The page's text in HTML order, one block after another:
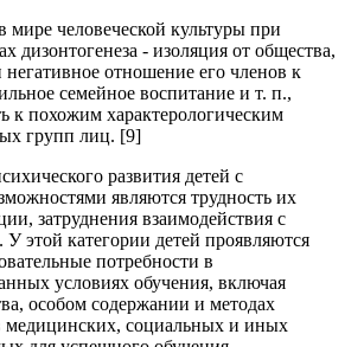
человеческой культуры при
дизонтогенеза - изоляция от общества,
отношение его членов к
семейное воспитание и т. п.,
к похожим характерологическим
групп лиц. [9]
развития детей с
являются трудность их
затруднения взаимодействия с
У этой категории детей проявляются
потребности в
условиях обучения, включая
особом содержании и методах
медицинских, социальных и иных